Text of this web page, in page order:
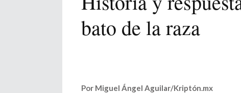
bato de la raza
Por Miguel Ángel Aguilar/Kriptón.mx